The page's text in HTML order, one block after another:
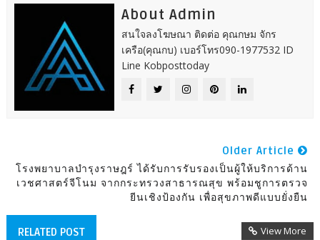
About Admin
สนใจลงโฆษณา ติดต่อ คุณกษม จักร
เครือ(คุณกบ) เบอร์โทร090-1977532 ID
Line Kobposttoday
Older Article
โรงพยาบาลบำรุงราษฎร์ ได้รับการรับรองเป็นผู้ให้บริการด้าน
เวชศาสตร์จีโนม จากกระทรวงสาธารณสุข พร้อมชูการตรวจ
ยีนเชิงป้องกัน เพื่อสุขภาพดีแบบยั่งยืน
RELATED POST View More